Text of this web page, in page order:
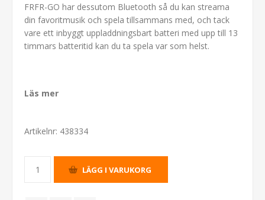
FRFR-GO har dessutom Bluetooth så du kan streama
din favoritmusik och spela tillsammans med, och tack
vare ett inbyggt uppladdningsbart batteri med upp till 13
timmars batteritid kan du ta spela var som helst.
Läs mer
Artikelnr: 438334